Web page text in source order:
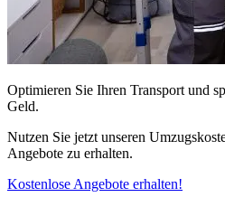
Optimieren Sie Ihren Transport und
Geld.
Nutzen Sie jetzt unseren
Angebote zu erhalten.
Kostenlose Angebote erhalten!